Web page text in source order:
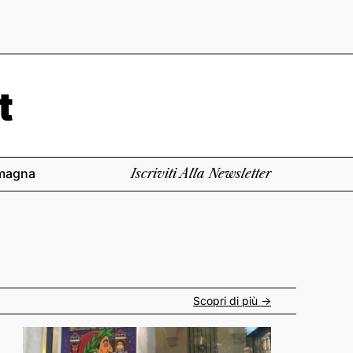
Iscriviti Alla Newsletter
Scopri di più ->